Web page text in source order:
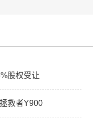
股权受让
救者Y900